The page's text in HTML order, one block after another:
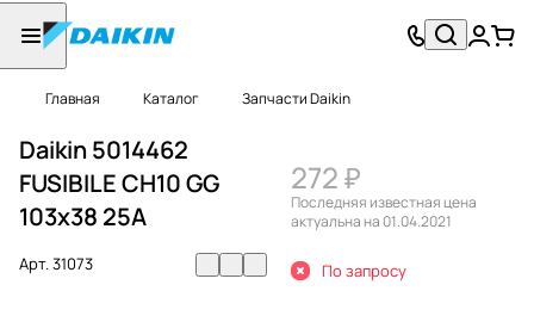
Главная Каталог Запчасти Daikin
Daikin 5014462
FUSIBILE CH10 GG
103x38 25A
Арт.31073
272 ₽
Последняя известная цена
актуальна на 01.04.2021
По запросу